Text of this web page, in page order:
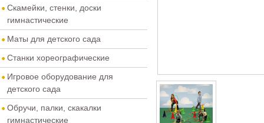
Скамейки, стенки, доски
гимнастические
Маты для детского сада
Станки хореографические
Игровое оборудование для
детского сада
Обручи, палки, скакалки
гимнастические